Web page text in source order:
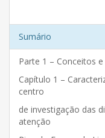
Sumário
Parte 1 – Conceitos
Capítulo 1 –
centro
de investigação das
atenção